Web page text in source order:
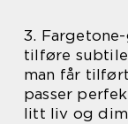
3.
tilføre
man får
passer
litt liv og